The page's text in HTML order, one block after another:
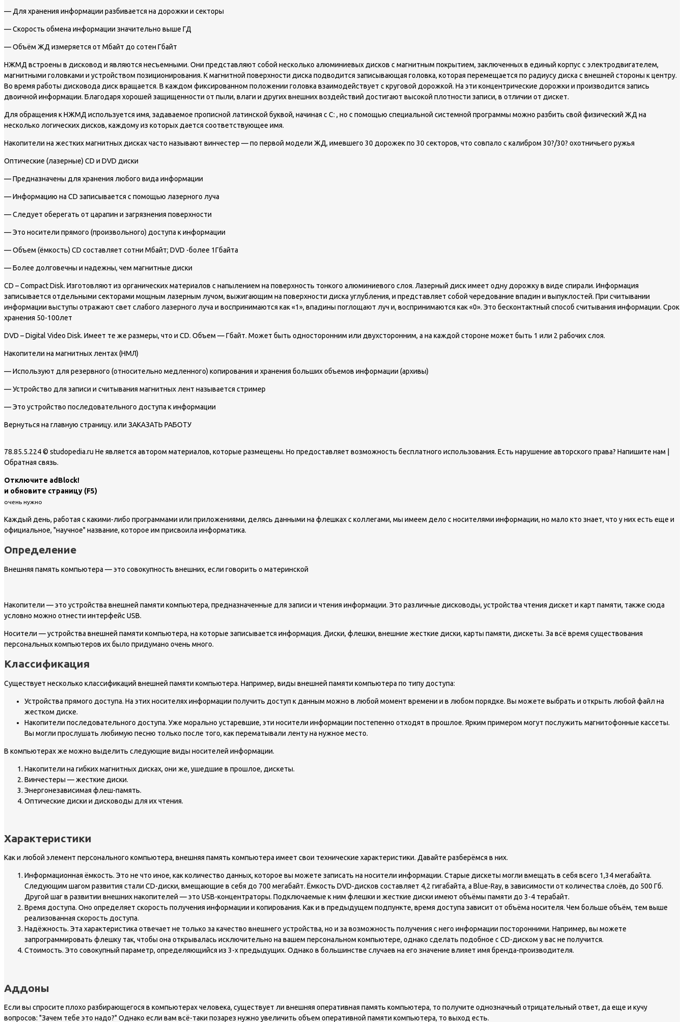
— Для хранения информации разбивается на дорожки и секторы
— Скорость обмена информации значительно выше ГД
— Объём ЖД измеряется от Мбайт до сотен Гбайт
НЖМД встроены в дисковод и являются несъемными. Они представляют собой несколько алюминиевых дисков с магнитным покрытием, заключенных в единый корпус с электродвигателем,
магнитными головками и устройством позиционирования. К магнитной поверхности диска подводится записывающая головка, которая перемещается по радиусу диска с внешней стороны к центру.
Во время работы дисковода диск вращается. В каждом фиксированном положении головка взаимодействует с круговой дорожкой. На эти концентрические дорожки и производится запись
двоичной информации. Благодаря хорошей защищенности от пыли, влаги и других внешних воздействий достигают высокой плотности записи, в отличии от дискет.
Для обращения к НЖМД используется имя, задаваемое прописной латинской буквой, начиная с С: , но с помощью специальной системной программы можно разбить свой физический ЖД на
несколько логических дисков, каждому из которых дается соответствующее имя.
Накопители на жестких магнитных дисках часто называют винчестер — по первой модели ЖД, имевшего 30 дорожек по 30 секторов, что совпало с калибром 30?/30? охотничьего ружья
Оптические (лазерные) CD и DVD диски
— Предназначены для хранения любого вида информации
— Информацию на CD записывается с помощью лазерного луча
— Следует оберегать от царапин и загрязнения поверхности
— Это носители прямого (произвольного) доступа к информации
— Объем (ёмкость) CD составляет сотни Мбайт; DVD -более 1Гбайта
— Более долговечны и надежны, чем магнитные диски
CD – Compact Disk. Изготовляют из органических материалов с напылением на поверхность тонкого алюминиевого слоя. Лазерный диск имеет одну дорожку в виде спирали. Информация
записывается отдельными секторами мощным лазерным лучом, выжигающим на поверхности диска углубления, и представляет собой чередование впадин и выпуклостей. При считывании
информации выступы отражают свет слабого лазерного луча и воспринимаются как «1», впадины поглощают луч и, воспринимаются как «0». Это бесконтактный способ считывания информации. Срок
хранения 50-100лет
DVD – Digital Video Disk. Имеет те же размеры, что и CD. Объем — Гбайт. Может быть односторонним или двухсторонним, а на каждой стороне может быть 1 или 2 рабочих слоя.
Накопители на магнитных лентах (НМЛ)
— Используют для резервного (относительно медленного) копирования и хранения больших объемов информации (архивы)
— Устройство для записи и считывания магнитных лент называется стример
— Это устройство последовательного доступа к информации
Вернуться на главную страницу. или ЗАКАЗАТЬ РАБОТУ
78.85.5.224 © studopedia.ru Не является автором материалов, которые размещены. Но предоставляет возможность бесплатного использования. Есть нарушение авторского права? Напишите нам |
Обратная связь.
Отключите adBlock!
и обновите страницу (F5)
очень нужно
Каждый день, работая с какими-либо программами или приложениями, делясь данными на флешках с коллегами, мы имеем дело с носителями информации, но мало кто знает, что у них есть еще и
официальное, "научное" название, которое им присвоила информатика.
Определение
Внешняя память компьютера — это совокупность внешних, если говорить о материнской
Накопители — это устройства внешней памяти компьютера, предназначенные для записи и чтения информации. Это различные дисководы, устройства чтения дискет и карт памяти, также сюда
условно можно отнести интерфейс USB.
Носители — устройства внешней памяти компьютера, на которые записывается информация. Диски, флешки, внешние жесткие диски, карты памяти, дискеты. За всё время существования
персональных компьютеров их было придумано очень много.
Классификация
Существует несколько классификаций внешней памяти компьютера. Например, виды внешней памяти компьютера по типу доступа:
Устройства прямого доступа. На этих носителях информации получить доступ к данным можно в любой момент времени и в любом порядке. Вы можете выбрать и открыть любой файл на
жестком диске.
Накопители последовательного доступа. Уже морально устаревшие, эти носители информации постепенно отходят в прошлое. Ярким примером могут послужить магнитофонные кассеты.
Вы могли прослушать любимую песню только после того, как перематывали ленту на нужное место.
В компьютерах же можно выделить следующие виды носителей информации.
Накопители на гибких магнитных дисках, они же, ушедшие в прошлое, дискеты.
Винчестеры — жесткие диски.
Энергонезависимая флеш-память.
Оптические диски и дисководы для их чтения.
Характеристики
Как и любой элемент персонального компьютера, внешняя память компьютера имеет свои технические характеристики. Давайте разберёмся в них.
Информационная ёмкость. Это не что иное, как количество данных, которое вы можете записать на носители информации. Старые дискеты могли вмещать в себя всего 1,34 мегабайта.
Следующим шагом развития стали CD-диски, вмещающие в себя до 700 мегабайт. Ёмкость DVD-дисков составляет 4,2 гигабайта, а Blue-Ray, в зависимости от количества слоёв, до 500 Гб.
Другой шаг в развитии внешних накопителей — это USB-концентраторы. Подключаемые к ним флешки и жесткие диски имеют объёмы памяти до 3-4 терабайт.
Время доступа. Оно определяет скорость получения информации и копирования. Как и в предыдущем подпункте, время доступа зависит от объёма носителя. Чем больше объём, тем выше
реализованная скорость доступа.
Надёжность. Эта характеристика отвечает не только за качество внешнего устройства, но и за возможность получения с него информации посторонними. Например, вы можете
запрограммировать флешку так, чтобы она открывалась исключительно на вашем персональном компьютере, однако сделать подобное с CD-диском у вас не получится.
Стоимость. Это совокупный параметр, определяющийся из 3-х предыдущих. Однако в большинстве случаев на его значение влияет имя бренда-производителя.
Аддоны
Если вы спросите плохо разбирающегося в компьютерах человека, существует ли внешняя оперативная память компьютера, то получите однозначный отрицательный ответ, да еще и кучу
вопросов: "Зачем тебе это надо?" Однако если вам всё-таки позарез нужно увеличить объем оперативной памяти компьютера, то выход есть.